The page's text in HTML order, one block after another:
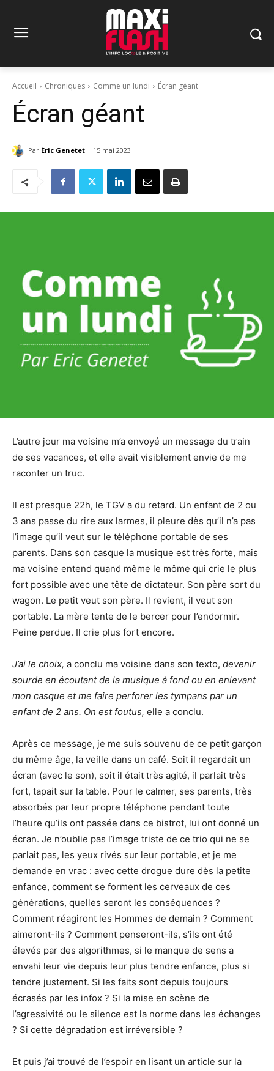
Accueil Chroniques Comme un lundi Écran géant
Écran géant
Par Éric Genetet 15 mai 2023
L’autre jour ma voisine m’a envoyé un message du train
de ses vacances, et elle avait visiblement envie de me
raconter un truc.
Il est presque 22h, le TGV a du retard. Un enfant de 2 ou
3 ans passe du rire aux larmes, il pleure dès qu’il n’a pas
l’image qu’il veut sur le téléphone portable de ses
parents. Dans son casque la musique est très forte, mais
ma voisine entend quand même le môme qui crie le plus
fort possible avec une tête de dictateur. Son père sort du
wagon. Le petit veut son père. Il revient, il veut son
portable. La mère tente de le bercer pour l’endormir.
Peine perdue. Il crie plus fort encore.
J’ai le choix, a conclu ma voisine dans son texto, devenir
sourde en écoutant de la musique à fond ou en enlevant
mon casque et me faire perforer les tympans par un
enfant de 2 ans. On est foutus, elle a conclu.
Après ce message, je me suis souvenu de ce petit garçon
du même âge, la veille dans un café. Soit il regardait un
écran (avec le son), soit il était très agité, il parlait très
fort, tapait sur la table. Pour le calmer, ses parents, très
absorbés par leur propre téléphone pendant toute
l’heure qu’ils ont passée dans ce bistrot, lui ont donné un
écran. Je n’oublie pas l’image triste de ce trio qui ne se
parlait pas, les yeux rivés sur leur portable, et je me
demande en vrac : avec cette drogue dure dès la petite
enfance, comment se forment les cerveaux de ces
générations, quelles seront les conséquences ?
Comment réagiront les Hommes de demain ? Comment
aimeront-ils ? Comment penseront-ils, s’ils ont été
élevés par des algorithmes, si le manque de sens a
envahi leur vie depuis leur plus tendre enfance, plus si
tendre justement. Si les faits sont depuis toujours
écrasés par les infox ? Si la mise en scène de
l’agressivité ou le silence est la norme dans les échanges
? Si cette dégradation est irréversible ?
Et puis j’ai trouvé de l’espoir en lisant un article sur la